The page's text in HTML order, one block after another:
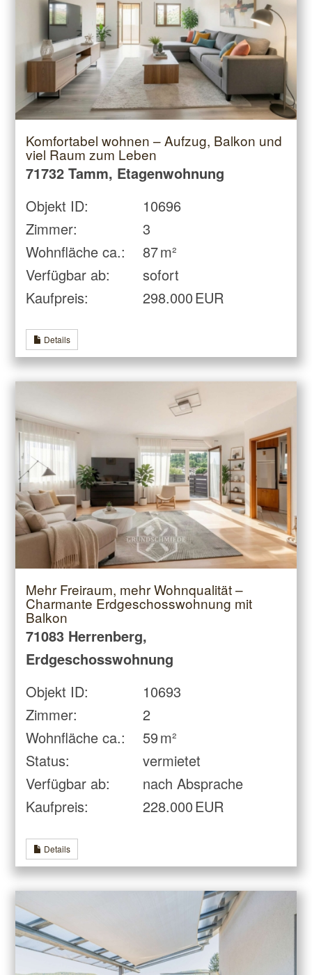
Komfortabel wohnen – Aufzug, Balkon und
viel Raum zum Leben
71732 Tamm, Etagenwohnung
Objekt ID:
10696
Zimmer:
3
Wohnfläche ca.:
87 m²
Verfügbar ab:
sofort
Kaufpreis:
298.000 EUR
Details
Mehr Freiraum, mehr Wohnqualität –
Charmante Erdgeschosswohnung mit
Balkon
71083 Herrenberg,
Erdgeschosswohnung
Objekt ID:
10693
Zimmer:
2
Wohnfläche ca.:
59 m²
Status:
vermietet
Verfügbar ab:
nach Absprache
Kaufpreis:
228.000 EUR
Details